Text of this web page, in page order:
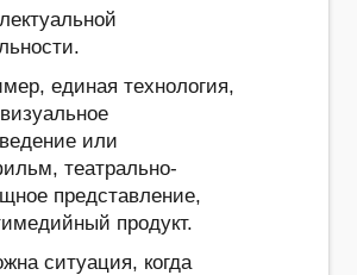
единая технология,
или
театрально-
представление,
продукт.
ситуация, когда